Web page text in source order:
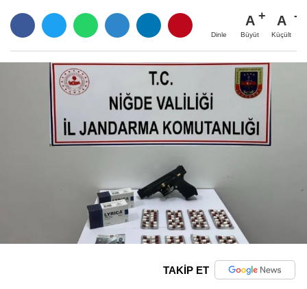
Dinle
A
Büyüt
A
Küçült
TAKİP ET